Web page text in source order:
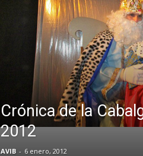
Crónica de la
2012
AVIB - 6 enero, 2012